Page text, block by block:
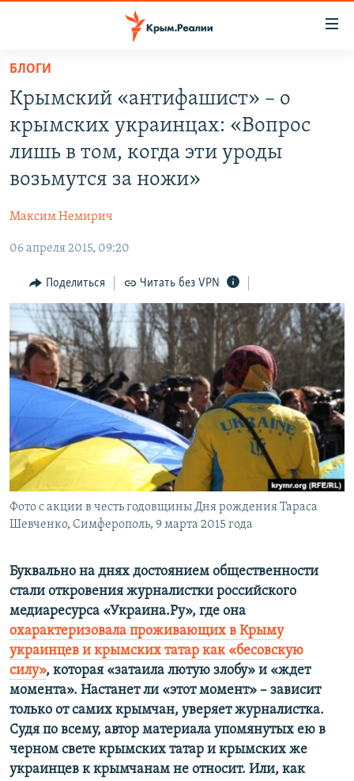
Вернуться
основному
содержанию
Вернутся
главной
Вернутся
СПЕЦПРОЕКТЫ
ВОДА
ИНФОГРАФИКА
ТЕЛЕПРОЕКТ КРЫМ.РЕАЛИИ
СОВЕТЫ ПРАВОЗАЩИТНИКОВ
ПРОПАВШИЕ БЕЗ ВЕСТИ
ПОБЕДИТЕЛЕЙ НЕ СУДЯТ?
КРЫМ.НЕПОКОРЕННЫЙ
ELIFBE
УКРАИНСКАЯ ПРОБЛЕМА КРЫМА
РАДІО СВОБОДА
КАК ОБОЙТИ БЛОКИРОВКУ
Qırımtatar
ПРИСОЕДИНЯЙТЕСЬ!
Все сайты RFE/RL
БЛОГИ
Крымский «антифашист» – о
крымских украинцах: «Вопрос
лишь в том, когда эти уроды
возьмутся за ножи»
Максим Немирич
06 апреля 2015, 09:20
Поделиться Читать без VPN
Фото с акции в честь годовщины Дня рождения Тараса
Шевченко, Симферополь, 9 марта 2015 года
Буквально на днях достоянием общественности
стали откровения журналистки российского
медиаресурса «Украина.Ру», где она
охарактеризовала проживающих в Крыму
украинцев и крымских татар как «бесовскую
силу», которая «затаила лютую злобу» и «ждет
момента». Настанет ли «этот момент» – зависит
только от самих крымчан, уверяет журналистка.
Судя по всему, автор материала упомянутых ею в
черном свете крымских татар и крымских же
украинцев к крымчанам не относит. Или, как